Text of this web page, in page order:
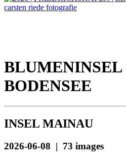
BODENSEE
INSEL MAINAU
2026-06-08 | 73 images